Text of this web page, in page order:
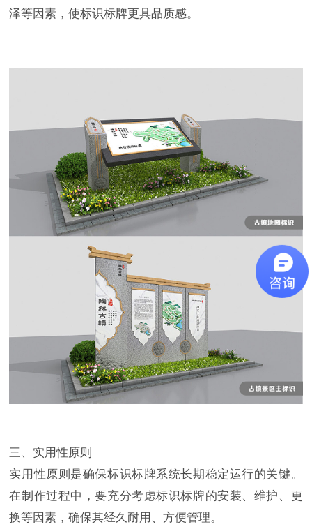
泽等因素，使标识标牌更具品质感。
三、实用性原则
实用性原则是确保标识标牌系统长期稳定运行的关键。
在制作过程中，要充分考虑标识标牌的安装、维护、更
换等因素，确保其经久耐用、方便管理。